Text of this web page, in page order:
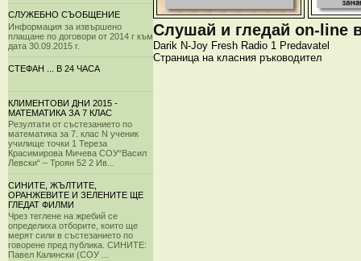
СЛУЖЕБНО СЪОБЩЕНИЕ
Информация за извършено
плащане по договори от 2014 г към
дата 30.09.2015 г.
СТЕФАН ... В 24 ЧАСА
КЛИМЕНТОВИ ДНИ 2015 -
МАТЕМАТИКА ЗА 7 КЛАС
Резултати от състезанието по
математика за 7. клас N ученик
училище точки 1 Тереза
Красимирова Мичева СОУ“Васил
Левски“ – Троян 52 2 Ив...
СИНИТЕ, ЖЪЛТИТЕ,
ОРАНЖЕВИТЕ И ЗЕЛЕНИТЕ ЩЕ
ГЛЕДАТ ФИЛМИ
Чрез теглене на жребий се
определиха отборите, които ще
мерят сили в състезанието по
говорене пред публика. СИНИТЕ:
Павел Калински (СОУ ...
Слушай и гледай on-line
Darik N-Joy Fresh Radio 1 Predavatel
Страница на класния ръководител